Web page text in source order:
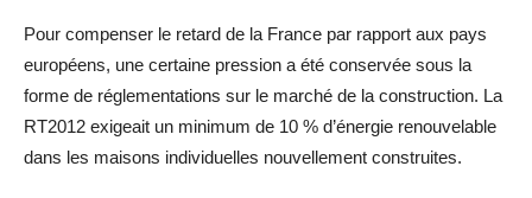
Pour compenser le retard de la France par rapport aux pays
européens, une certaine pression a été conservée sous la
forme de réglementations sur le marché de la construction. La
RT2012 exigeait un minimum de 10 % d’énergie renouvelable
dans les maisons individuelles nouvellement construites.